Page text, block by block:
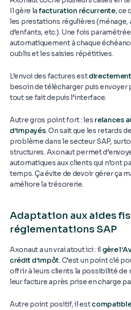
Il gère la facturation récurrente, ce
les prestations régulières (ménage,
d’enfants, etc.). Une fois
automatiquement à chaque
oublis et les saisies répétitives.
L’envoi des factures est
besoin de télécharger puis envoyer
tout se fait depuis l’interface.
Autre gros point fort : les relances
d’impayés. On sait que les retards
problème dans le secteur SAP,
structures. Axonaut permet
automatiques aux clients qui n’ont
temps. Ça évite de devoir gérer ça
améliore la trésorerie.
Adaptation aux aides
réglementations SAP
Axonaut a un vrai atout ici : il gère
crédit d’impôt. C’est un point clé
offrir à leurs clients la possibilité de
leur facture après prise en charge
Autre point positif, il estcompatible